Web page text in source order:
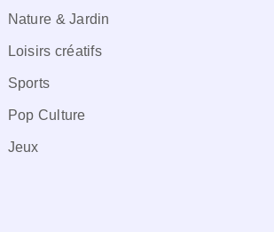
Nature & Jardin
Loisirs créatifs
Sports
Pop Culture
Jeux